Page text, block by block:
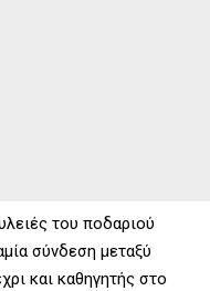
του ποδαριού
σύνδεση μεταξύ
και καθηγητής στο